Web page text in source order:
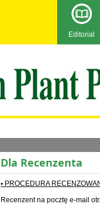
Editorial
Dla Recenzenta
• PROCEDURA
Recenzent na pocztę e-mail